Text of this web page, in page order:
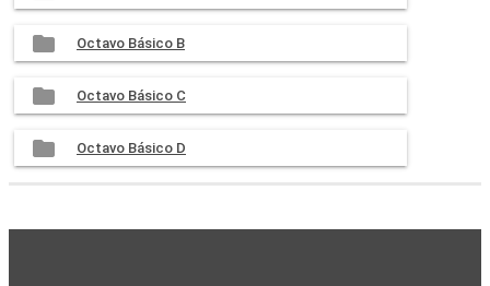
Octavo Básico B
Octavo Básico C
Octavo Básico D